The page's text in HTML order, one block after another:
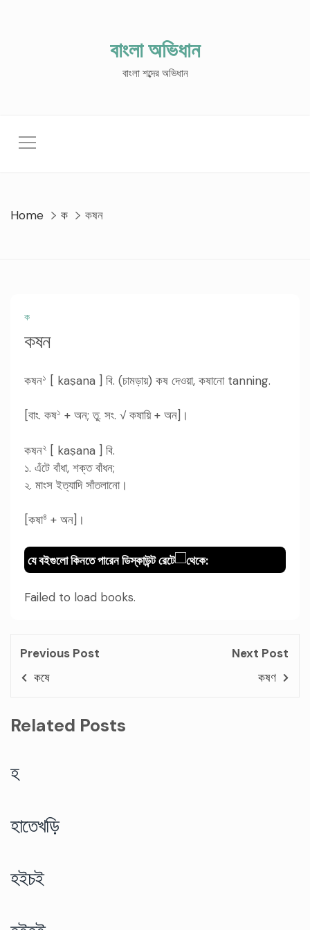
বাংলা অভিধান
বাংলা শব্দের অভিধান
Home ক কষন
ক
কষন
কষন১ [ kaṣana ] বি. (চামড়ায়) কষ দেওয়া, কষানো tanning.
[বাং. কষ১ + অন; তু. সং. √ কষায়ি + অন]।
কষন২ [ kaṣana ] বি.
১. এঁটে বাঁধা, শক্ত বাঁধন;
২. মাংস ইত্যাদি সাঁতলানো।
[কষা৪ + অন]।
যে বইগুলো কিনতে পারেন ডিস্কাউন্ট রেটে থেকে:
Failed to load books.
Previous Post
কষে
Next Post
কষণ
Related Posts
হ
হাতেখড়ি
হইচই